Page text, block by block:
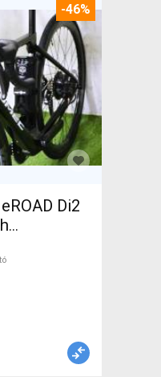
-46%
Di2
/ Gravel
ELADÓ